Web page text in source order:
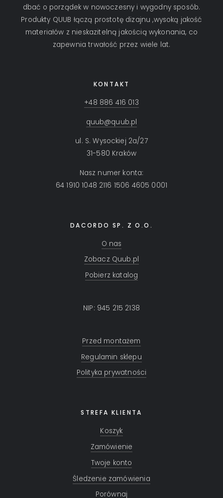
dbać o porządek w nowoczesny i wygodny sposób.
Produkty QUUB łączą prostotę dizajnu ,wysoką jakość
materiałów z nieskazitelną jakością wykonania, co
zapewnia trwałość przez wiele lat.
KONTAKT
+48 886 416 013
quub@quub.pl
ul. S. Wysockiej 2a/27
31-580 Kraków
Nasz numer konta:
64 1910 1048 2116 1506 4605 0001
DACORDO SP. Z O.O.
O nas
Zobacz Quub.pl
Pobierz katalog
NIP: 945 215 2138
Przed montażem
Regulamin sklepu
Polityka prywatności
STREFA KLIENTA
Koszyk
Zamówienie
Twoje konto
Śledzenie zamówienia
Porównaj